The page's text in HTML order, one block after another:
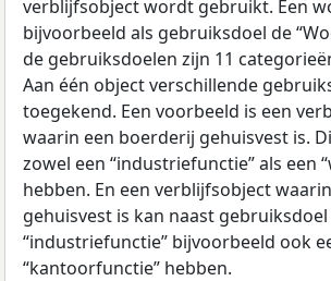
verblijfsobject wordt gebruikt. Een
bijvoorbeeld als gebruiksdoel de
de gebruiksdoelen zijn 11
Aan één object verschillende
toegekend. Een voorbeeld is een
waarin een boerderij gehuisvest is.
zowel een “industriefunctie” als een
hebben. En een verblijfsobject
gehuisvest is kan naast gebruiksdoel
“industriefunctie” bijvoorbeeld ook
“kantoorfunctie” hebben.